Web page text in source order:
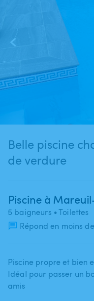
Belle piscine
de verdure
Piscine à
5 baigneurs • Toilettes
Répond en moins
Piscine propre et bien
Idéal pour passer un
amis